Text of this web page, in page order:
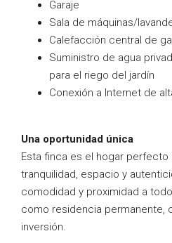
Garaje
Sala de máquinas/
Calefacción central de
Suministro de agua
para el riego del jardín
Conexión a Internet de
Una oportunidad única
Esta finca es el hogar perfecto
tranquilidad, espacio y
comodidad y proximidad a
como residencia permanente,
inversión.